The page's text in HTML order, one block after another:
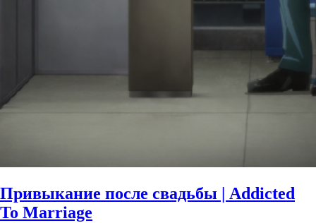
Привыкание после свадьбы | Addicted
To Marriage